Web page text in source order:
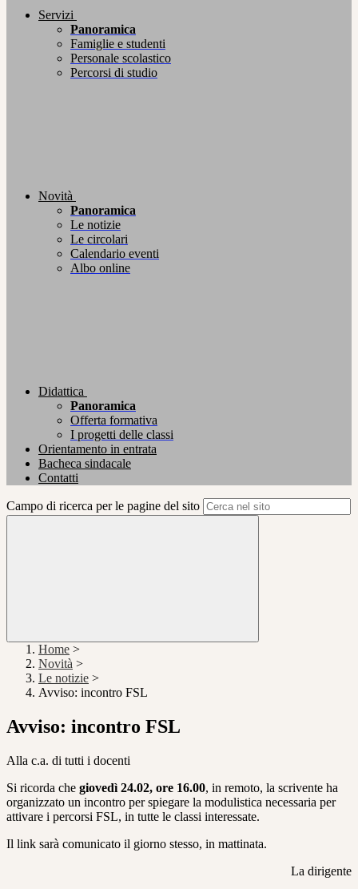
Servizi
Panoramica
Famiglie e studenti
Personale scolastico
Percorsi di studio
Novità
Panoramica
Le notizie
Le circolari
Calendario eventi
Albo online
Didattica
Panoramica
Offerta formativa
I progetti delle classi
Orientamento in entrata
Bacheca sindacale
Contatti
Campo di ricerca per le pagine del sito
Home >
Novità >
Le notizie >
Avviso: incontro FSL
Avviso: incontro FSL
Alla c.a. di tutti i docenti
Si ricorda che giovedì 24.02, ore 16.00, in remoto, la scrivente ha
organizzato un incontro per spiegare la modulistica necessaria per
attivare i percorsi FSL, in tutte le classi interessate.
Il link sarà comunicato il giorno stesso, in mattinata.
La dirigente